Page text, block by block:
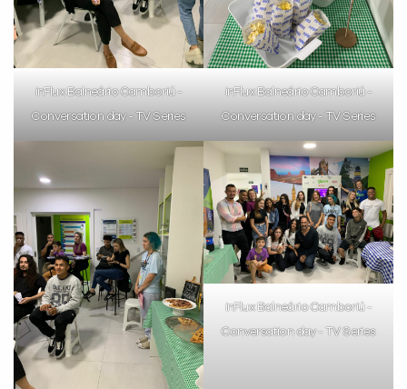
inFlux Balneário Camboriú -
Conversation day - TV Series
inFlux Balneário Camboriú -
Conversation day - TV Series
inFlux Balneário Camboriú -
Conversation day - TV Series